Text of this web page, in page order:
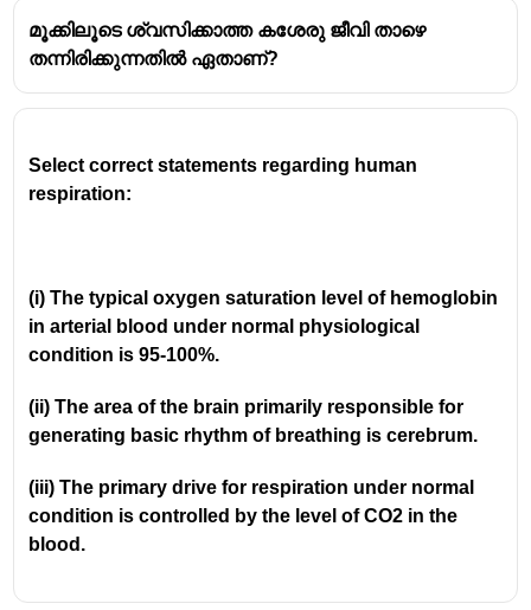
Vasopressin-helps the body regulate water balance
by acting on the kidneys. It increases the
helping to maintain blood pressure.
Oxytocin-Oxytocin plays a vital role in childbirth and
മൂക്കിലൂടെ ശ്വസിക്കാത്ത കശേരു ജീവി താഴെ
തന്നിരിക്കുന്നതിൽ ഏതാണ്?
Select correct statements regarding human
respiration:
(i) The typical oxygen saturation level of hemoglobin
in arterial blood under normal physiological
condition is 95-100%.
(ii) The area of the brain primarily responsible for
generating basic rhythm of breathing is cerebrum.
(iii) The primary drive for respiration under normal
condition is controlled by the level of CO2 in the
blood.